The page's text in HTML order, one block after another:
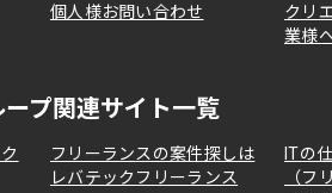
個人様お問い合わせ
クリ
業様
プ関連サイト一覧
フリーランスの案件探しは
レバテックフリーランス
ITの
（フ